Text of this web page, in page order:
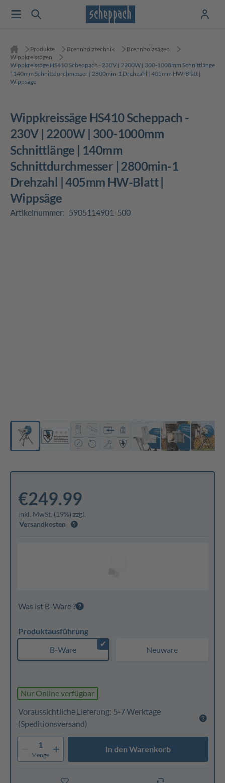
Produkte Brennholztechnik
Brennholzsägen
Wippkreissägen
Wippkreissäge HS410 Scheppach - 230V | 2200W | 300-1000mm Schnittlänge
| 140mm Schnittdurchmesser | 2800min-1 Drehzahl | 405mm HW-Blatt |
Wippsäge
Wippkreissäge HS410 Scheppach -
230V | 2200W | 300-1000mm
Schnittlänge | 140mm
Schnittdurchmesser | 2800min-1
Drehzahl | 405mm HW-Blatt |
Wippsäge
Artikelnummer: 5905114901-500
€249.99
inkl. MwSt. (19%) zzgl.
Versandkosten
Was ist B-Ware ?
Produktausführung
✔
B-Ware Neuware
Nur Online verfügbar
Voraussichtliche Lieferung: 5-7 Werktage
(Speditionsversand)
1
Menge
In den Warenkorb